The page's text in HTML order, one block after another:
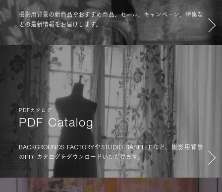
撮影用背景の新商品やおすすめ商品、セール、キャンペーン、特集な
どの最新情報をお届けします。
PDFカタログ
PDF Catalog
BACKGROUNDS FACTORYやSTUDIO BASTILLEなど、撮影用背景
のPDFカタログをダウンロードいただけます。